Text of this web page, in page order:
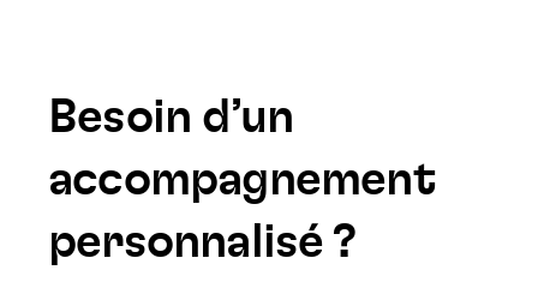
Besoin d’un
accompagnement
personnalisé ?